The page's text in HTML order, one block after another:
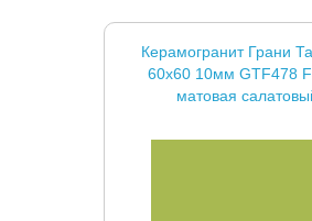
Керамогранит Грани
60x60 10мм GTF478
матовая